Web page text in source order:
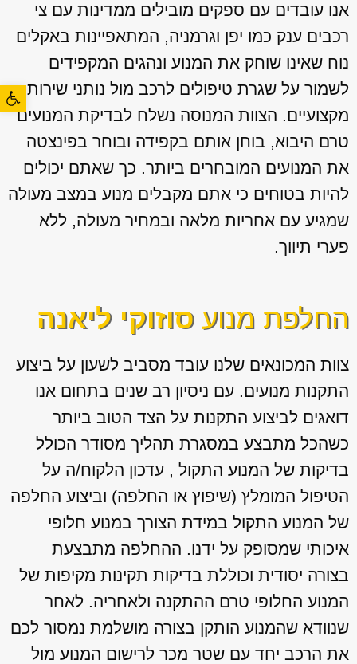
פתח
אנו עובדים עם ספקים מובילים ממדינות עם צי
רכבים ענק כמו יפן וגרמניה, המתאפיינות באקלים
נוח שאינו שוחק את המנוע ונהגים המקפידים
לשמור על שגרת טיפולים לרכב מול נותני שירות
מקצועיים. הצוות המנוסה נשלח לבדיקת המנועים
טרם היבוא, בוחן אותם בקפידה ובוחר בפינצטה
את המנועים המובחרים ביותר. כך שאתם יכולים
להיות בטוחים כי אתם מקבלים מנוע במצב מעולה
שמגיע עם אחריות מלאה ובמחיר מעולה, ללא
פערי תיווך.
החלפת מנועסוזוקי ליאנה
צוות המכונאים שלנו עובד מסביב לשעון על ביצוע
התקנות מנועים. עם ניסיון רב שנים בתחום אנו
דואגים לביצוע התקנות על הצד הטוב ביותר
כשהכל מתבצע במסגרת תהליך מסודר הכולל
בדיקות של המנוע התקול , עדכון הלקוח/ה על
הטיפול המומלץ (שיפוץ או החלפה) וביצוע החלפה
של המנוע התקול במידת הצורך במנוע חלופי
איכותי שמסופק על ידנו. ההחלפה מתבצעת
בצורה יסודית וכוללת בדיקות תקינות מקיפות של
המנוע החלופי טרם ההתקנה ולאחריה. לאחר
שנוודא שהמנוע הותקן בצורה מושלמת נמסור לכם
את הרכב יחד עם שטר מכר לרישום המנוע מול